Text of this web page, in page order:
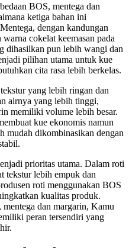
BOS, mentega dan
ketiga bahan ini
dengan kandungan
cokelat keemasan pada
dihasilkan pun lebih wangi dan
pilihan utama untuk kue
cita rasa lebih berkelas.
yang lebih ringan dan
airnya yang lebih tinggi,
memiliki volume lebih besar.
kue ekonomis namun
mudah dikombinasikan dengan
prioritas utama. Dalam roti
tekstur lebih empuk dan
roti menggunakan BOS
kualitas produk.
dan margarin, Kamu
peran tersendiri yang